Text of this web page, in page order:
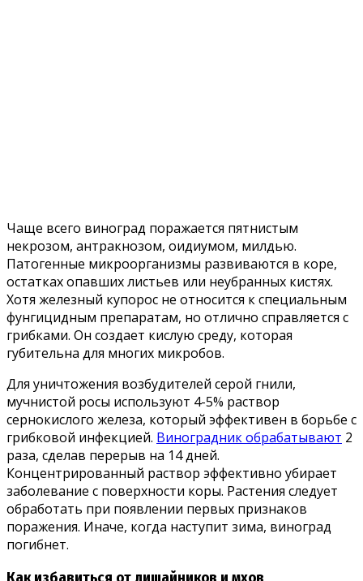
Чаще всего виноград поражается пятнистым
некрозом, антракнозом, оидиумом, милдью.
Патогенные микроорганизмы развиваются в коре,
остатках опавших листьев или неубранных кистях.
Хотя железный купорос не относится к специальным
фунгицидным препаратам, но отлично справляется с
грибками. Он создает кислую среду, которая
губительна для многих микробов.
Для уничтожения возбудителей серой гнили,
мучнистой росы используют 4-5% раствор
сернокислого железа, который эффективен в борьбе с
грибковой инфекцией. Виноградник обрабатывают 2
раза, сделав перерыв на 14 дней.
Концентрированный раствор эффективно убирает
заболевание с поверхности коры. Растения следует
обработать при появлении первых признаков
поражения. Иначе, когда наступит зима, виноград
погибнет.